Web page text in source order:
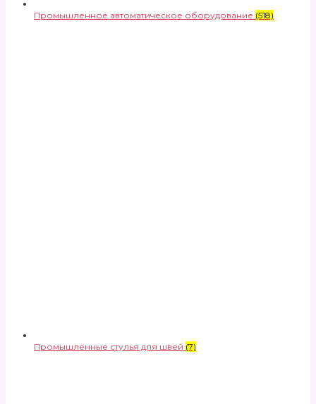
Промышленное автоматическое оборудование (518)
Промышленные стулья для швей (7)